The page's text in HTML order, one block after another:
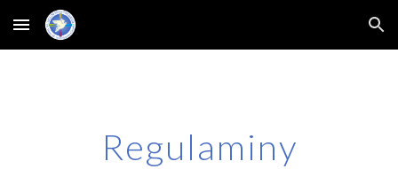
Skip to main content Skip to navigation
Regulaminy